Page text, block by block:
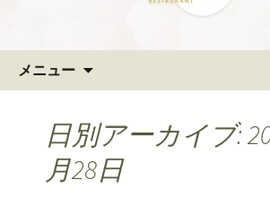
メニュー
日別アーカイブ:
月28日